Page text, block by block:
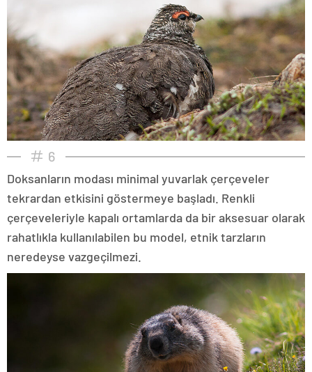
6
Doksanların modası minimal yuvarlak çerçeveler
tekrardan etkisini göstermeye başladı. Renkli
çerçeveleriyle kapalı ortamlarda da bir aksesuar olarak
rahatlıkla kullanılabilen bu model, etnik tarzların
neredeyse vazgeçilmezi.